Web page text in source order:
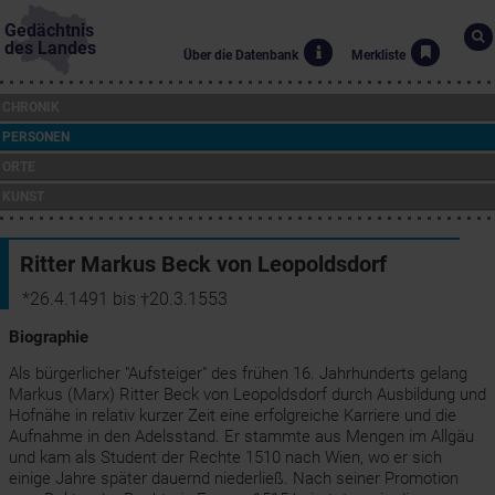
Gedächtnis
des Landes
Über die Datenbank Merkliste
PERSONEN
Ritter Markus Beck von Leopoldsdorf
*26.4.1491 bis †20.3.1553
Biographie
Als bürgerlicher "Aufsteiger" des frühen 16. Jahrhunderts gelang
Markus (Marx) Ritter Beck von Leopoldsdorf durch Ausbildung und
Hofnähe in relativ kurzer Zeit eine erfolgreiche Karriere und die
Aufnahme in den Adelsstand. Er stammte aus Mengen im Allgäu
und kam als Student der Rechte 1510 nach Wien, wo er sich
einige Jahre später dauernd niederließ. Nach seiner Promotion